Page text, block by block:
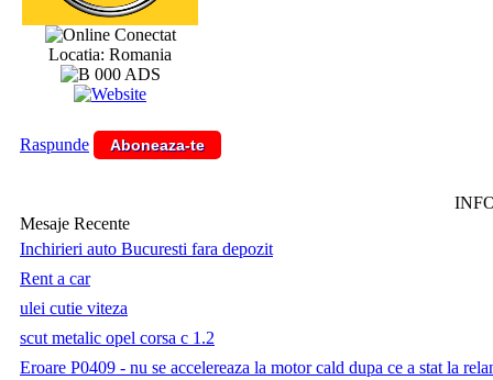
Conectat
Locatia: Romania
Raspunde Aboneaza-te
Mesaje Recente
Inchirieri auto Bucuresti fara depozit
Rent a car
ulei cutie viteza
scut metalic opel corsa c 1.2
Eroare P0409 - nu se accelereaza la motor cald dupa ce a stat la